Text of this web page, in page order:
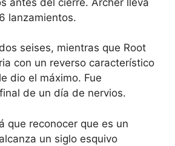
lanzamientos.
seises, mientras que Root
con un reverso característico
dio el máximo. Fue
de un día de nervios.
que reconocer que es un
un siglo esquivo